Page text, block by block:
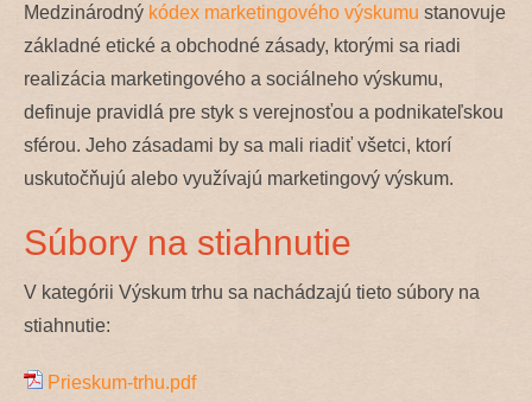
Medzinárodný kódex marketingového výskumu stanovuje
základné etické a obchodné zásady, ktorými sa riadi
realizácia marketingového a sociálneho výskumu,
definuje pravidlá pre styk s verejnosťou a podnikateľskou
sférou. Jeho zásadami by sa mali riadiť všetci, ktorí
uskutočňujú alebo využívajú marketingový výskum.
Súbory na stiahnutie
V kategórii Výskum trhu sa nachádzajú tieto súbory na
stiahnutie:
Prieskum-trhu.pdf